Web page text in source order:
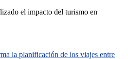
el impacto del turismo en
la planificación de los viajes entre